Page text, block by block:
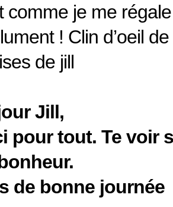
comme je me
! Clin d’oeil
de jill
Jill,
pour tout. Te voir
de bonne journée